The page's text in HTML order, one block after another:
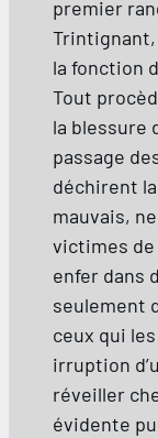
premier
Trintignant,
la fonction
Tout
la blessure
passage
déchirent
mauvais,
victimes de
enfer dans
seulement
ceux qui
irruption
réveiller
évidente